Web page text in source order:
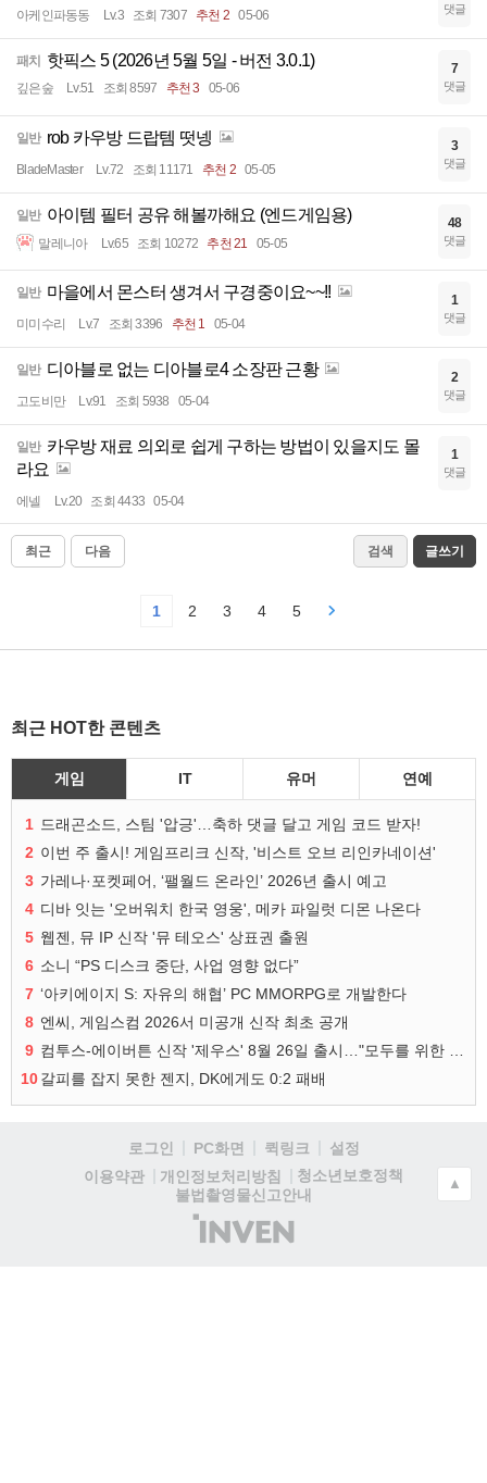
아케인파동동 Lv.3 조회 7307 추천 2 05-06 댓글
패치 핫픽스 5 (2026년 5월 5일 - 버전 3.0.1)
깊은숲 Lv.51 조회 8597 추천 3 05-06
7
댓글
일반 rob 카우방 드랍템 떳넹
BladeMaster Lv.72 조회 11171 추천 2 05-05
3
댓글
일반 아이템 필터 공유 해볼까해요 (엔드게임용)
말레니아 Lv.65 조회 10272 추천 21 05-05
48
댓글
일반 마을에서 몬스터 생겨서 구경중이요~~!!
미미수리 Lv.7 조회 3396 추천 1 05-04
1
댓글
일반 디아블로 없는 디아블로4 소장판 근황
고도비만 Lv.91 조회 5938 05-04
2
댓글
일반 카우방 재료 의외로 쉽게 구하는 방법이 있을지도 몰
라요
에넬 Lv.20 조회 4433 05-04
1
댓글
최근 다음 검색 글쓰기
1 2 3 4 5
최근 HOT한 콘텐츠
게임 IT 유머 연예
1 드래곤소드, 스팀 '압긍'…축하 댓글 달고 게임 코드 받자!
2 이번 주 출시! 게임프리크 신작, '비스트 오브 리인카네이션'
3 가레나·포켓페어, ‘팰월드 온라인’ 2026년 출시 예고
4 디바 잇는 '오버워치 한국 영웅', 메카 파일럿 디몬 나온다
5 웹젠, 뮤 IP 신작 '뮤 테오스' 상표권 출원
6 소니 “PS 디스크 중단, 사업 영향 없다”
7 ‘아키에이지 S: 자유의 해협’ PC MMORPG로 개발한다
8 엔씨, 게임스컴 2026서 미공개 신작 최초 공개
9
10갈피를 잡지 못한 젠지, DK에게도 0:2 패배
로그인 PC화면 퀵링크
설정
이용약관
개인정보처리방침
청소년보호정책
불법촬영물신고안내
(주)
인
▲